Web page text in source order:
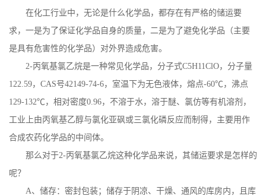
在化工行业中，无论是什么化学品，都存在有严格的储运要
求，一是为了保证化学品自身的质量，二是为了避免化学品（主要
是具有危害性的化学品）对外界造成危害。
2-丙氧基氯乙烷是一种常见化学品，分子式C5H11ClO，分子量
122.59， CAS号42149-74-6，室温下为无色液体，熔点-60℃，沸点
129-132℃，相对密度0.96，不溶于水，溶于醚、氯仿等有机溶剂，
工业上由丙氧基乙醇与氯化亚砜或三氯化磷反应而制得，主要用作
合成农药化学品的中间体。
那么对于2-丙氧基氯乙烷这种化学品来说，其储运要求是怎样的
呢？
A、储存：密封包装；储存于阴凉、干燥、通风的库房内，且库